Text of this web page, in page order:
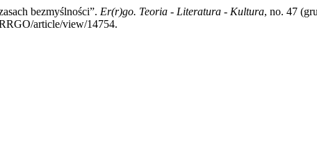
bezmyślności”. Er(r)go. Teoria - Literatura - Kultura, no. 47
article/view/14754.